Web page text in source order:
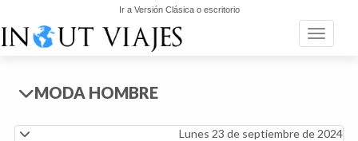
Ir a Versión Clásica o escritorio
Toggle
MODA HOMBRE
Lunes 23 de septiembre de 2024